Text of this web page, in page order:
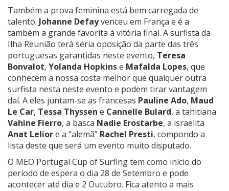
Também a prova feminina está bem carregada de
talento. Johanne Defayvenceu em França e é a
também a grande favorita à vitória final. A surfista da
Ilha Reunião terá séria oposição da parte das três
portuguesas garantidas neste evento, Teresa
Bonvalot, Yolanda Hopkinse Mafalda Lopes, que
conhecem a nossa costa melhor que qualquer outra
surfista nesta neste evento e podem tirar vantagem
daí. A eles juntam-se as francesas Pauline Ado, Maud
Le Car, Tessa Thyssen e Cannelle Bulard, a tahitiana
Vahine Fierro, a basca Nadie Erostarbe, a israelita
Anat Leliore a “alemã” Rachel Presti, compondo a
lista deste que será um evento muito disputado.
O MEO Portugal Cup of Surfing tem como início do
período de espera o dia 28 de Setembro e pode
acontecer até dia e 2 Outubro. Fica atento a mais